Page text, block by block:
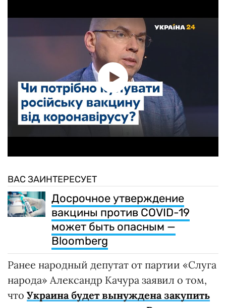
ВАС ЗАИНТЕРЕСУЕТ
Досрочное утверждение
вакцины против COVID-19
может быть опасным —
Bloomberg
Ранее народный депутат от партии «Слуга
народа» Александр Качура заявил о том,
что Украина будет вынуждена закупить